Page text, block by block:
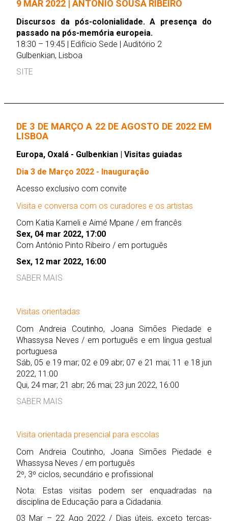
9 MAR 2022 | ANTÓNIO SOUSA RIBEIRO
Discursos da pós-colonialidade. A presença do
passado na pós-memória europeia.
18:30 – 19:45 | Edifício Sede | Auditório 2
Gulbenkian, Lisboa
SITE
DE 3 DE MARÇO A 22 DE AGOSTO DE 2022 EM
LISBOA
Europa, Oxalá - Gulbenkian | Visitas guiadas
Dia 3 de Março 2022 - Inauguração
Acesso exclusivo com convite
Visita e conversa com os curadores e os artistas
Com Katia Kameli e Aimé Mpane / em francês
Sex, 04 mar 2022, 17:00
Com António Pinto Ribeiro / em português
Sex, 12 mar 2022, 16:00
SABER MAIS
Visitas orientadas
Com Andreia Coutinho, Joana Simões Piedade e
Whassysa Neves / em português e em língua gestual
portuguesa
Sáb, 05 e 19 mar; 02 e 09 abr; 07 e 21 mai; 11 e 18 jun
2022, 11:00
Qui, 24 mar; 21 abr; 26 mai; 23 jun 2022, 16:00
SABER MAIS
Visita orientada presencial para escolas
Com Andreia Coutinho, Joana Simões Piedade e
Whassysa Neves / em português
2º, 3º ciclos, secundário e profissional
Nota: Estas visitas podem ser enquadradas na
disciplina de Educação para a Cidadania.
03 Mar – 22 Ago 2022 / Dias úteis, exceto terças-